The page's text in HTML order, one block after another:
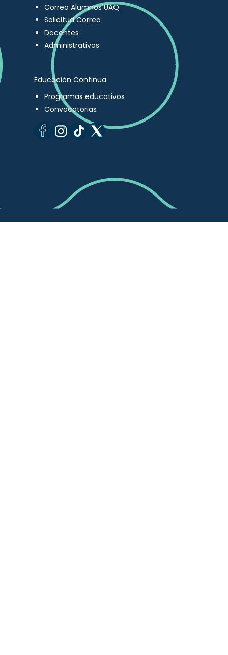
Correo Alumnos UAQ
Solicitud Correo
Docentes
Administrativos
Educación Continua
Programas educativos
Convocatorias